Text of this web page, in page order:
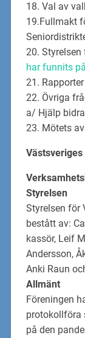
18. Val av
19.Fullmakt
20.
har funnits
21.
22. Övriga
a/ Hjälp
23. Mötets
Styrelsen
Styrelsen för
bestått av:
kassör, Leif
Andersson,
Anki Raun
Allmänt
Föreningen
protokollföra
på den p